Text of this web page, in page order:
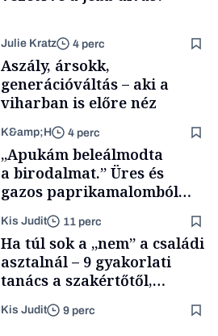
Julie Kratz 4 perc
Aszály, ársokk,
generációváltás – aki a
viharban is előre néz
K&amp;H 4 perc
„Apukám beleálmodta
a birodalmat.” Üres és
gazos paprikamalomból
lett az igazi családi
fűszersztori
Kis Judit 11 perc
Ha túl sok a „nem” a családi
asztalnál – 9 gyakorlati
tanács a szakértőtől,
hogyan legyünk jól etető
szülők
Kis Judit 9 perc